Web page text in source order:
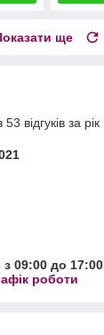
ще
відгуків за рік
09:00 до 17:00
роботи